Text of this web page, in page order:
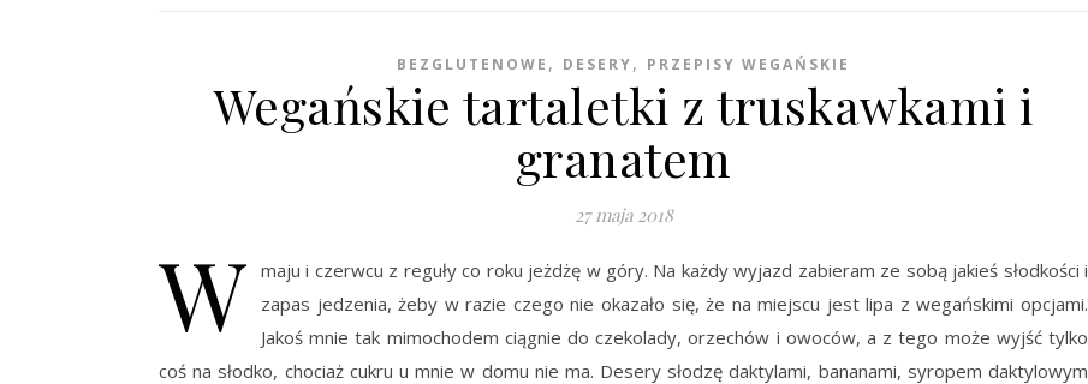
BEZGLUTENOWE , DESERY, PRZEPISY WEGAŃSKIE
Wegańskie tartaletki z truskawkami i
granatem
27 maja 2018
W maju i czerwcu z reguły co roku jeżdżę w góry. Na każdy wyjazd zabieram ze sobą jakieś słodkości i
zapas jedzenia, żeby w razie czego nie okazało się, że na miejscu jest lipa z wegańskimi opcjami.
Jakoś mnie tak mimochodem ciągnie do czekolady, orzechów i owoców, a z tego może wyjść tylko
coś na słodko, chociaż cukru u mnie w domu nie ma. Desery słodzę daktylami, bananami, syropem daktylowym